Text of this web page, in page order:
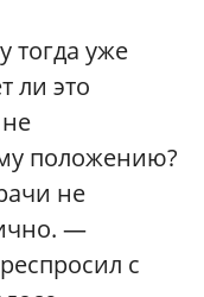
тогда уже
ли это
положению?
не
—
с